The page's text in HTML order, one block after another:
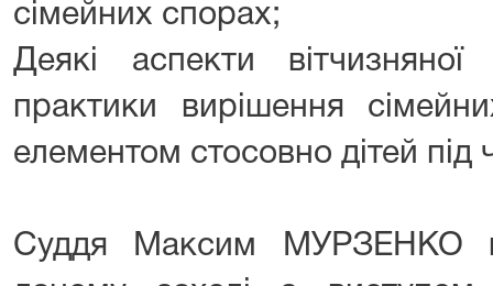
сімейних спорах;
Деякі аспекти
практики вирішення
елементом стосовно дітей під
Суддя Максим МУРЗЕНКО